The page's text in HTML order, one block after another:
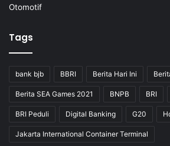
Otomotif
Tags
bank bjb BBRI Berita Hari Ini
Berita SEA Games 2021 BNPB BRI
BRI Peduli Digital Banking G20
Jakarta International Container Terminal